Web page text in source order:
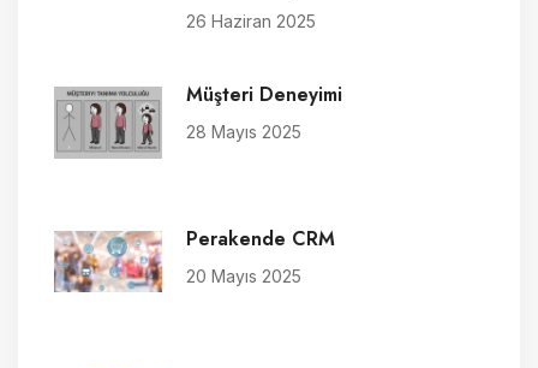
26 Haziran 2025
Müşteri Deneyimi
28 Mayıs 2025
Perakende CRM
20 Mayıs 2025